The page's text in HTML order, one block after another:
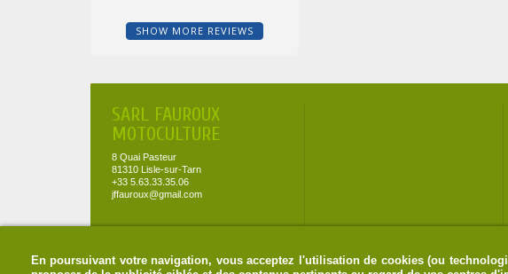
En poursuivant votre navigation, vous acceptez l'utilisation de cookies (ou
SHOW MORE REVIEWS
SARL FAUROUX
MOTOCULTURE
8 Quai Pasteur
81310 Lisle-sur-Tarn
+33 5.63.33.35.06
jffauroux@gmail.com